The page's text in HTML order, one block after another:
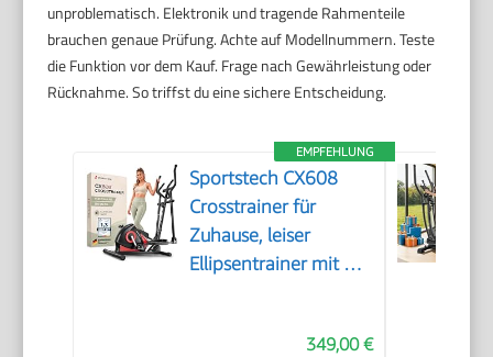
unproblematisch. Elektronik und tragende Rahmenteile
brauchen genaue Prüfung. Achte auf Modellnummern. Teste
die Funktion vor dem Kauf. Frage nach Gewährleistung oder
Rücknahme. So triffst du eine sichere Entscheidung.
EMPFEHLUNG
Sportstech CX608
Crosstrainer für
Zuhause, leiser
Ellipsentrainer mit 8
349,00 €